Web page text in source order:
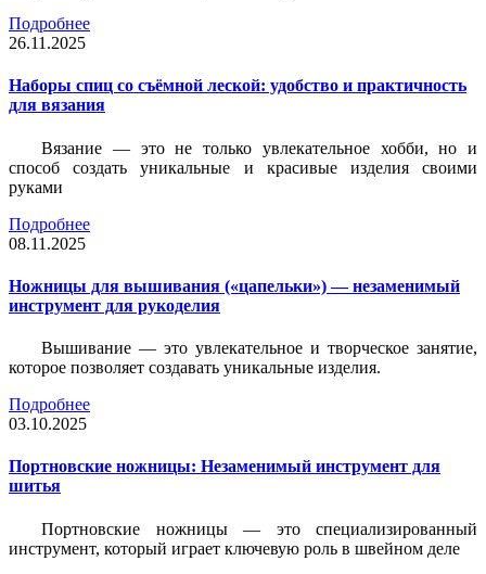
Подробнее
26.11.2025
Наборы спиц со съёмной леской: удобство и практичность
для вязания
Вязание — это не только увлекательное хобби, но и
способ создать уникальные и красивые изделия своими
руками
Подробнее
08.11.2025
Ножницы для вышивания («цапельки») — незаменимый
инструмент для рукоделия
Вышивание — это увлекательное и творческое занятие,
которое позволяет создавать уникальные изделия.
Подробнее
03.10.2025
Портновские ножницы: Незаменимый инструмент для
шитья
Портновские ножницы — это специализированный
инструмент, который играет ключевую роль в швейном деле